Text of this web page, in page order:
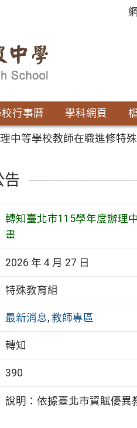
校行事曆 學科網頁
中等學校教師在職進修特
告
轉知臺北市115學年度辦理
畫
2026 年 4 月 27 日
特殊教育組
最新消息, 教師專區
轉知
390
說明：依據臺北市資賦優異